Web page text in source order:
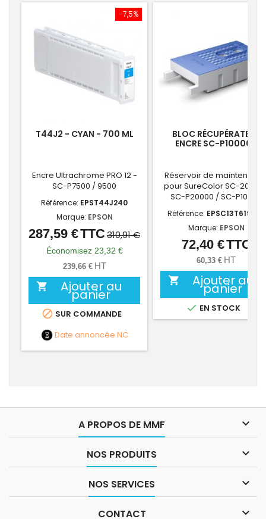
-7,5%
T44J2 - CYAN - 700 ML
Encre Ultrachrome PRO 12 -
SC-P7500 / 9500
Référence: EPST44J240
Marque: EPSON
Prix
Prix
de
base
287,59 €TTC310,91 €
Économisez 23,32 €
239,66 € HT
 Ajouter au
panier
 SUR COMMANDE
Date annoncée NC
BLOC RÉCUPÉRATEUR
ENCRE SC-P10000 /
Réservoir de
pour SureColor SC-20500
SC-P20000 / SC-P10000
Référence: EPSC13T619300
Marque: EPSON
Prix
72,40 €TTC
60,33 € HT
 Ajouter au
panier
 EN STOCK
A PROPOS DE MMF 
NOS PRODUITS 
NOS SERVICES 
CONTACT 